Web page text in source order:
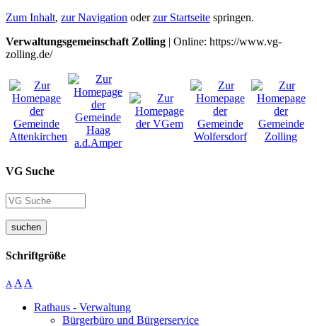
Zum Inhalt, zur Navigation oderzur Startseite springen.
Verwaltungsgemeinschaft Zolling | Online: https://www.vg-
zolling.de/
VG Suche
suchen
Schriftgröße
A A A
Rathaus - Verwaltung
Bürgerbüro und Bürgerservice